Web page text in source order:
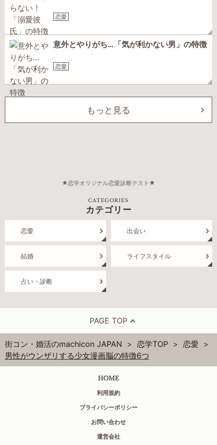
恋愛
意外とやりがち…「気が利かない男」の特徴
恋愛
もっと見る
恋学オリジナル恋愛診断テスト
CATEGORIES
カテゴリー
恋愛 出会い
結婚 ライフスタイル
占い・診断
PAGE TOP
街コン・婚活のmachicon JAPAN 恋学TOP
恋愛
男性がウンザリする少女漫画脳の特徴6つ
HOME
利用規約
プライバシーポリシー
お問い合わせ
運営会社